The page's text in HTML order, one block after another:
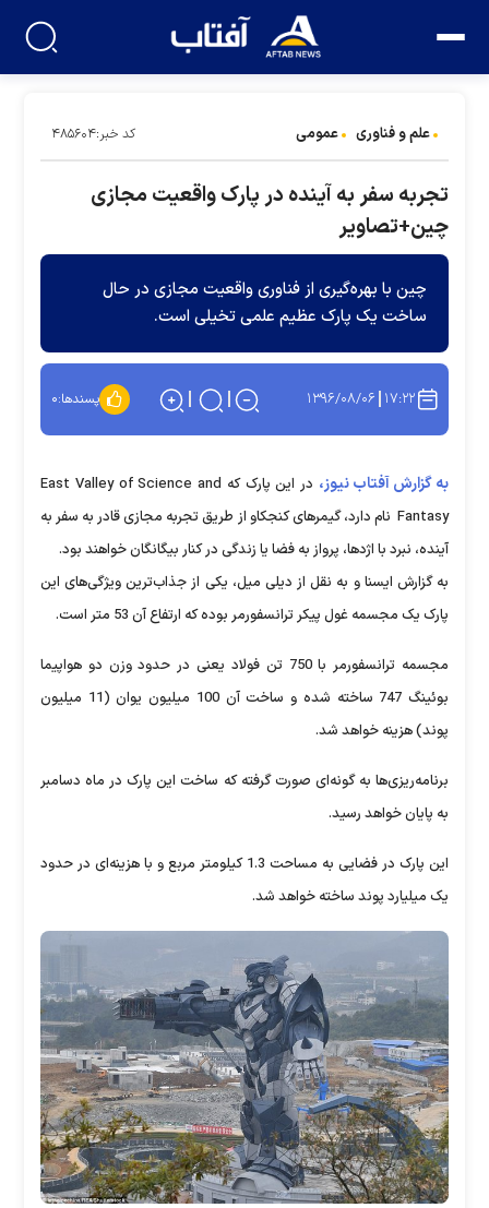
علم و فناوری عمومی کد خبر:۴۸۵۶۰۴
تجربه سفر به آینده در پارک واقعیت مجازی
چین+تصاویر
چین با بهره‌گیری از فناوری واقعیت مجازی در حال
ساخت یک پارک عظیم علمی تخیلی است.
۱۷:۲۲ ۱۳۹۶/۰۸/۰۶ پسندها:۰
به گزارش آفتاب نیوز، در این پارک که East Valley of Science and
Fantasy نام دارد، گیمرهای کنجکاو از طریق تجربه مجازی قادر به سفر به
آینده، نبرد با اژدها، پرواز به فضا یا زندگی در کنار بیگانگان خواهند بود.
به گزارش ایسنا و به نقل از دیلی میل، یکی از جذاب‌ترین ویژگی‌های این
پارک یک مجسمه غول پیکر ترانسفورمر بوده که ارتفاع آن 53 متر است.
مجسمه ترانسفورمر با 750 تن فولاد یعنی در حدود وزن دو هواپیما
بوئینگ 747 ساخته شده و ساخت آن 100 میلیون یوان (11 میلیون
پوند) هزینه خواهد شد.
برنامه‌ریزی‌ها به گونه‌ای صورت گرفته که ساخت این پارک در ماه دسامبر
به پایان خواهد رسید.
این پارک در فضایی به مساحت 1.3 کیلومتر مربع و با هزینه‌ای در حدود
یک میلیارد پوند ساخته خواهد شد.